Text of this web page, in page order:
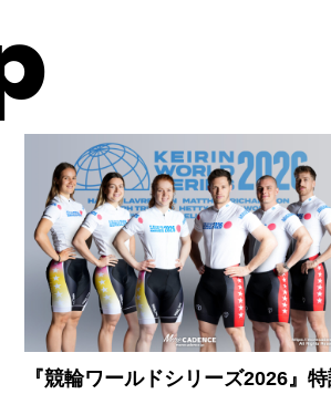
『競輪ワールドシリーズ2026』